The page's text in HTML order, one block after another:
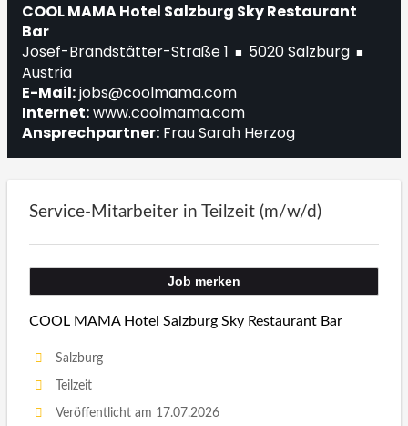
COOL MAMA Hotel Salzburg Sky Restaurant
Bar
Josef-Brandstätter-Straße 1 ■ 5020 Salzburg ■
Austria
E-Mail:jobs@coolmama.com
Internet:www.coolmama.com
Ansprechpartner: Frau Sarah Herzog
Service-Mitarbeiter in Teilzeit (m/w/d)
Job merken
COOL MAMA Hotel Salzburg Sky Restaurant Bar
Salzburg
Teilzeit
Veröffentlicht am 17.07.2026